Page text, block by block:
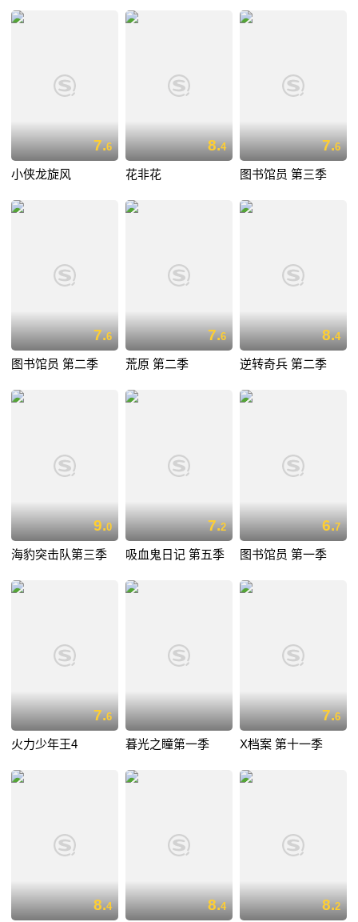
7.6
小侠龙旋风
8.4
花非花
7.6
图书馆员 第三季
7.6
图书馆员 第二季
7.6
荒原 第二季
8.4
逆转奇兵 第二季
9.0
海豹突击队第三季
7.2
吸血鬼日记 第五季
6.7
图书馆员 第一季
7.6
火力少年王4 暮光之瞳第一季
7.6
X档案 第十一季
8.4 8.4 8.2